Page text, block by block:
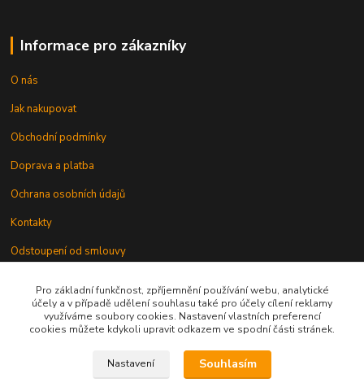
Informace pro zákazníky
O nás
Jak nakupovat
Obchodní podmínky
Doprava a platba
Ochrana osobních údajů
Kontakty
Odstoupení od smlouvy
Pro základní funkčnost, zpříjemnění používání webu, analytické
účely a v případě udělení souhlasu také pro účely cílení reklamy
využíváme soubory cookies. Nastavení vlastních preferencí
cookies můžete kdykoli upravit odkazem ve spodní části stránek.
Nastavení Souhlasím